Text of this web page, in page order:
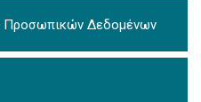
Προσωπικών Δεδομένων